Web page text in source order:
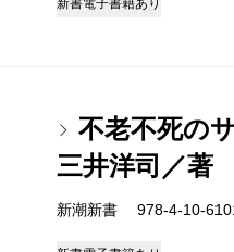
新書電子書籍あり
不老不死の
三井洋司／著
新潮新書 978-4-10-